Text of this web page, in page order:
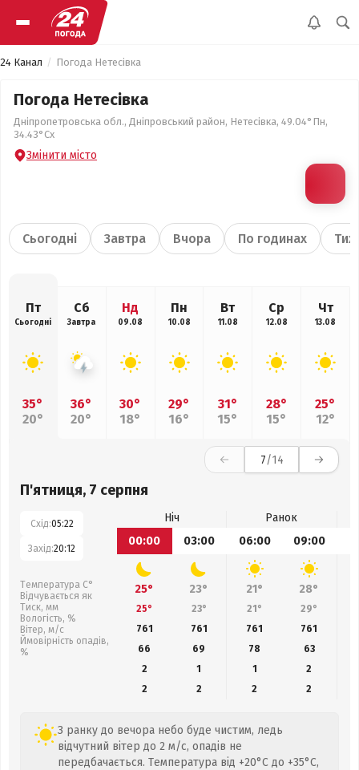
24 Канал Погода Нетесівка
Погода Нетесівка
Дніпропетровська обл., Дніпровський район, Нетесівка, 49.04°Пн,
34.43°Сх
Змінити місто
Сьогодні Завтра Вчора По годинах
Пт
Сьогодні
35°
20°
Сб
Завтра
36°
20°
Нд
09.08
30°
18°
Пн
10.08
29°
16°
Вт
11.08
31°
15°
Ср
12.08
28°
15°
Чт
13.08
25°
12°
7/14
П'ятниця, 7 серпня
Схід:05:22
Захід:20:12
Температура С°
Відчувається як
Тиск, мм
Вологість, %
Вітер, м/с
Ймовірність опадів,
%
Ніч
Ранок
00:00
03:00 06:00 09:00
25° 23° 21° 28°
25° 23° 21° 29°
761
761 761 761
66
69 78 63
2
1 1
2
2
2 2 2
З ранку до вечора небо буде чистим, ледь
відчутний вітер до 2 м/с, опадів не
передбачається. Температура від +20°C до +35°C,